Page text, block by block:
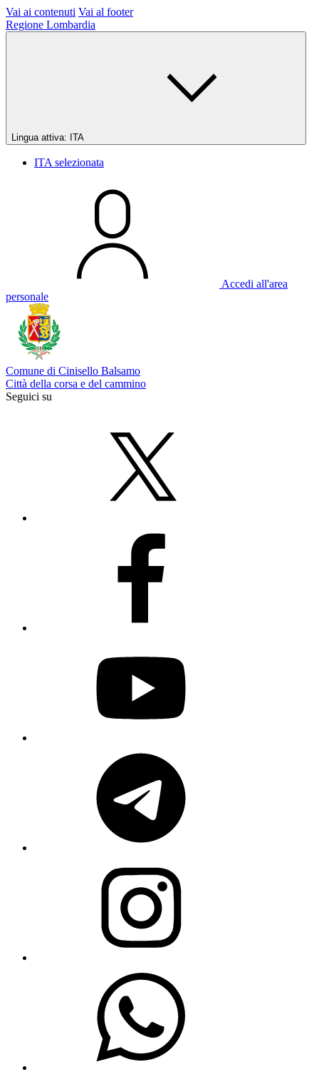
Vai ai contenuti Vai al footer
Regione Lombardia
Lingua attiva: ITA
ITA selezionata
Accedi all'area
personale
Comune di Cinisello Balsamo
Città della corsa e del cammino
Seguici su